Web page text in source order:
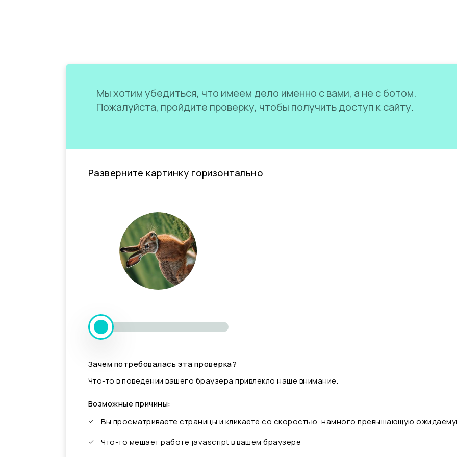
Мы хотим убедиться, что имеем дело именно с вами, а не с ботом.
Пожалуйста, пройдите проверку, чтобы получить доступ к сайту.
Разверните картинку горизонтально
Зачем потребовалась эта проверка?
Что-то в поведении вашего браузера привлекло наше внимание.
Возможные причины:
Вы просматриваете страницы и кликаете со скоростью, намного превышающую
Что-то мешает работе javascript в вашем браузере